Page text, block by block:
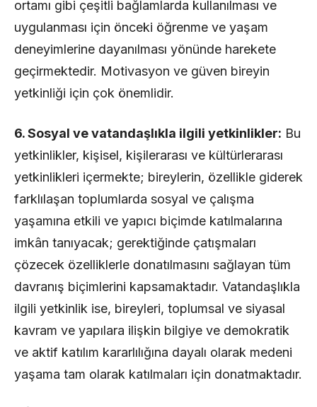
ortamı gibi çeşitli bağlamlarda kullanılması ve
uygulanması için önceki öğrenme ve yaşam
deneyimlerine dayanılması yönünde harekete
geçirmektedir. Motivasyon ve güven bireyin
yetkinliği için çok önemlidir.
6. Sosyal ve vatandaşlıkla ilgili yetkinlikler: Bu
yetkinlikler, kişisel, kişilerarası ve kültürlerarası
yetkinlikleri içermekte; bireylerin, özellikle giderek
farklılaşan toplumlarda sosyal ve çalışma
yaşamına etkili ve yapıcı biçimde katılmalarına
imkân tanıyacak; gerektiğinde çatışmaları
çözecek özelliklerle donatılmasını sağlayan tüm
davranış biçimlerini kapsamaktadır. Vatandaşlıkla
ilgili yetkinlik ise, bireyleri, toplumsal ve siyasal
kavram ve yapılara ilişkin bilgiye ve demokratik
ve aktif katılım kararlılığına dayalı olarak medeni
yaşama tam olarak katılmaları için donatmaktadır.